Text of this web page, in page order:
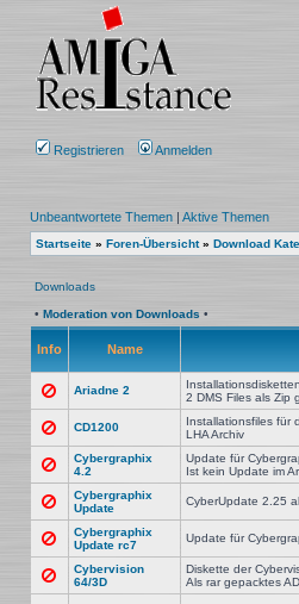
Registrieren Anmelden
Unbeantwortete Themen | Aktive Themen
Startseite » Foren-Übersicht» Download
Downloads
• Moderation von Downloads •
Info Name
Ariadne 2
2 DMS Files als Zip
CD1200
Installationsfiles für
LHA Archiv
Cybergraphix
4.2
Update für
Ist kein Update im
Cybergraphix
Update
CyberUpdate 2.25
Cybergraphix
Update rc7
Update für
Cybervision
64/3D
Diskette der
Als rar gepacktes